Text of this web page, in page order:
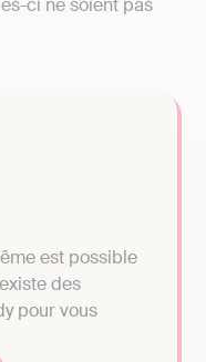
ci ne soient pas
est possible
des
pour vous